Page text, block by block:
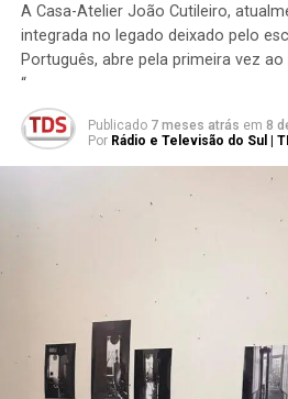
A Casa-Atelier João Cutileiro,
integrada no legado deixado pelo
Português, abre pela primeira vez
“
Publicado 7 meses atrás em 8
Por Rádio e Televisão do Sul |